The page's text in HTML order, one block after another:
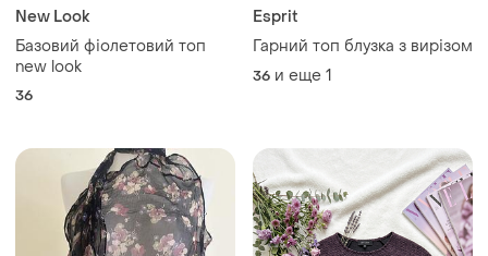
New Look
Базовий фіолетовий топ
new look
36
Esprit
Гарний топ блузка з вирізом
36 и еще 1